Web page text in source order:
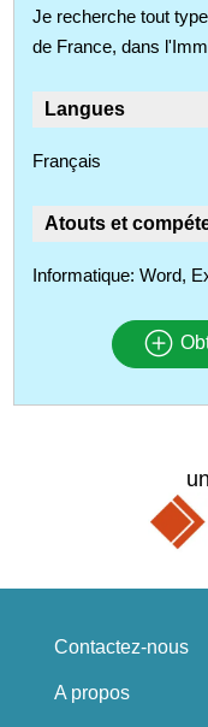
Je recherche tout
de France, dans
Langues
Français
Atouts et
Informatique: Word,
Contactez-nous
A propos